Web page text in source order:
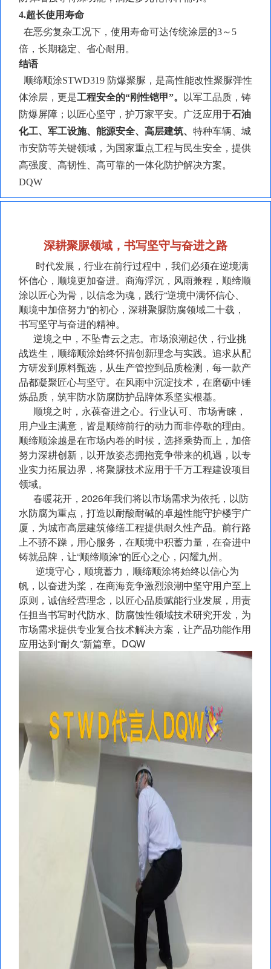
4.超长使用寿命
在恶劣复杂工况下，使用寿命可达传统涂层的3～5
倍，长期稳定、省心耐用。
结语
顺缔顺涂STWD319 防爆聚脲，是高性能改性聚脲弹性
体涂层，更是工程安全的“刚性铠甲”。
以军工品质，铸
防爆屏障；以匠心坚守，护万家平安。广泛应用于石油
化工、军工设施、能源安全、高层建筑、 特种车辆、城
市安防等关键领域，为国家重点工程与民生安全，提供
高强度、高韧性、高可靠的一体化防护解决方案。
DQW
深耕聚脲领域，书写坚守与奋进之路
时代发展，行业在前行过程中，我们必须在逆境满
怀信心，顺境更加奋进。商海浮沉，风雨兼程，顺缔顺
涂以匠心为骨，以信念为魂，践行“逆境中满怀信心、
顺境中加倍努力”的初心，深耕聚脲防腐领域二十载，
书写坚守与奋进的精神。
逆境之中，不坠青云之志。市场浪潮起伏，行业挑
战迭生，顺缔顺涂始终怀揣创新理念与实践。追求从配
方研发到原料甄选，从生产管控到品质检测，每一款产
品都凝聚匠心与坚守。在风雨中沉淀技术，在磨砺中锤
炼品质，筑牢防水防腐防护品牌体系坚实根基。
顺境之时，永葆奋进之心。行业认可、市场青睐，
用户业主满意，皆是顺缔前行的动力而非停歇的理由。
顺缔顺涂越是在市场内卷的时候，选择乘势而上，加倍
努力深耕创新，以开放姿态拥抱竞争带来的机遇，以专
业实力拓展边界，将聚脲技术应用于千万工程建设项目
领域。
春暖花开，2026年我们将以市场需求为依托，以防
水防腐为重点，打造以耐酸耐碱的卓越性能守护楼宇广
厦，为城市高层建筑修缮工程提供耐久性产品。前行路
上不骄不躁，用心服务，在顺境中积蓄力量，在奋进中
铸就品牌，让“顺缔顺涂”的匠心之心，闪耀九州。
逆境守心，顺境蓄力，顺缔顺涂将始终以信心为
帆，以奋进为桨，在商海竞争激烈浪潮中坚守用户至上
原则，诚信经营理念，以匠心品质赋能行业发展，用责
任担当书写时代防水、防腐蚀性领域技术研究开发，为
市场需求提供专业复合技术解决方案，让产品功能作用
应用达到“耐久”新篇章。DQW